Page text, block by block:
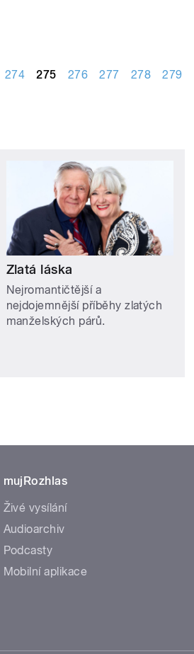
274 275 276 277 278 279
Zlatá láska
Nejromantičtější a
nejdojemnější příběhy zlatých
manželských párů.
mujRozhlas
Živé vysílání
Audioarchiv
Podcasty
Mobilní aplikace